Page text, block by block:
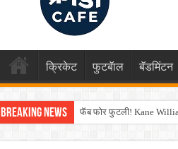
क्रिकेट फुटबॅाल बॅडमिंटन
Breaking News फॅब फोर फुटली! Kane